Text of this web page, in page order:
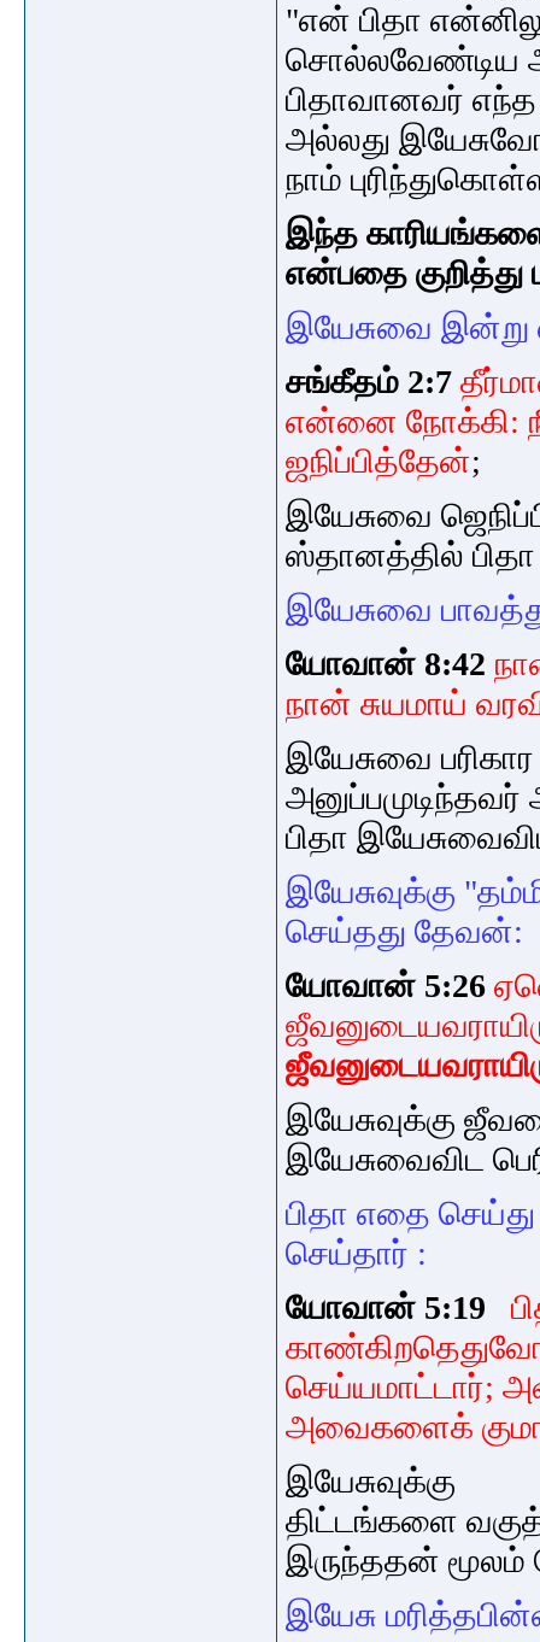
"என் பிதா
சொல்லவேண்டிய
பிதாவானவர்
அல்லது
நாம்
இந்த
என்பதை குறித்து
இயேசுவை இன்று
சங்கீதம் 2:7
என்னை நோக்கி:
ஜநிப்பித்தேன்;
இயேசுவை
ஸ்தானத்தில்
இயேசுவை
யோவான் 8:42
நான் சுயமாய்
இயேசுவை
அனுப்பமுடிந்தவர்
பிதா
இயேசுவுக்கு
செய்தது
யோவான் 5:26
இயேசுவுக்கு
இயேசுவைவிட
பிதா எதை
செய்தார் :
யோவான் 5:19
செய்யமாட்டார்;
அவைகளைக்
இயேசுவுக்கு
திட்டங்களை
இருந்ததன் மூலம்
இயேசு